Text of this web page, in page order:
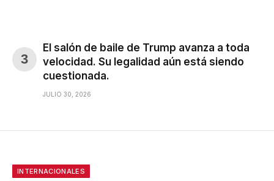
El salón de baile de Trump avanza a toda
velocidad. Su legalidad aún está siendo
cuestionada.
JULIO 30, 2026
INTERNACIONALES